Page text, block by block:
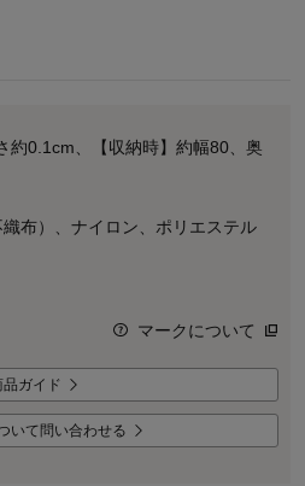
約0.1cm、【収納時】約幅80、奥
布）、ナイロン、ポリエステル
マークについて
品ガイド
いて問い合わせる